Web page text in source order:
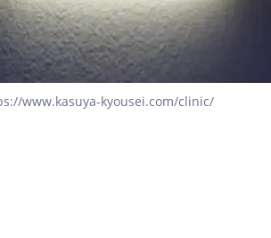
www.kasuya-kyousei.com/clinic/